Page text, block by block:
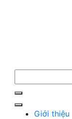
Giới thiệu